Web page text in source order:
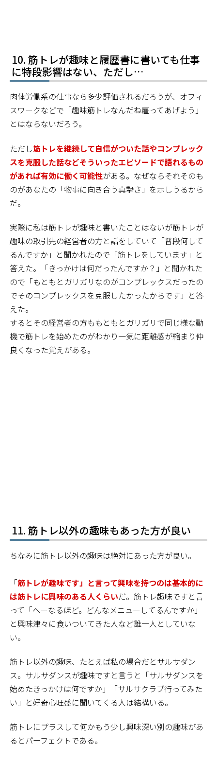
筋トレが趣味と履歴書に書いても仕事
に特段影響はない、ただし…
肉体労働系の仕事なら多少評価されるだろうが、オフィ
スワークなどで「趣味筋トレなんだね雇ってあげよう」
とはならないだろう。
ただし筋トレを継続して自信がついた話やコンプレック
スを克服した話などそういったエピソードで語れるもの
があれば有効に働く可能性がある。なぜならそれそのも
のがあなたの「物事に向き合う真摯さ」を示しうるから
だ。
実際に私は筋トレが趣味と書いたことはないが筋トレが
趣味の取引先の経営者の方と話をしていて「普段何して
るんですか」と聞かれたので「筋トレをしています」と
答えた。「きっかけは何だったんですか？」と聞かれた
ので「もともとガリガリなのがコンプレックスだったの
でそのコンプレックスを克服したかったからです」と答
えた。
するとその経営者の方ももともとガリガリで同じ様な動
機で筋トレを始めたのがわかり一気に距離感が縮まり仲
良くなった覚えがある。
筋トレ以外の趣味もあった方が良い
ちなみに筋トレ以外の趣味は絶対にあった方が良い。
「筋トレが趣味です」と言って興味を持つのは基本的に
は筋トレに興味のある人くらいだ。筋トレ趣味ですと言
って「へーなるほど。どんなメニューしてるんですか」
と興味津々に食いついてきた人など誰一人としていな
い。
筋トレ以外の趣味、たとえば私の場合だとサルサダン
ス。サルサダンスが趣味ですと言うと「サルサダンスを
始めたきっかけは何ですか」「サルサクラブ行ってみた
い」と好奇心旺盛に聞いてくる人は結構いる。
筋トレにプラスして何かもう少し興味深い別の趣味があ
るとパーフェクトである。